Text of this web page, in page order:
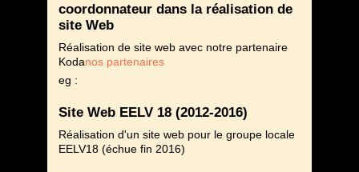
coordonnateur dans la réalisation de
site Web
Réalisation de site web avec notre partenaire
Kodanos partenaires
eg :
Site Web EELV 18 (2012-2016)
Réalisation d'un site web pour le groupe locale
EELV18 (échue fin 2016)